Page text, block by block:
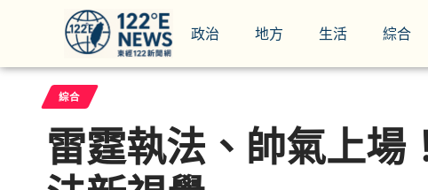
政治 地方 生活 綜合
綜合
雷霆執法、帥氣上場